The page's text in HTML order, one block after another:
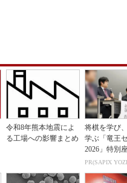
令和8年熊本地震によ
る工場への影響まとめ
将棋を学び
学ぶ「竜王
2026」特別